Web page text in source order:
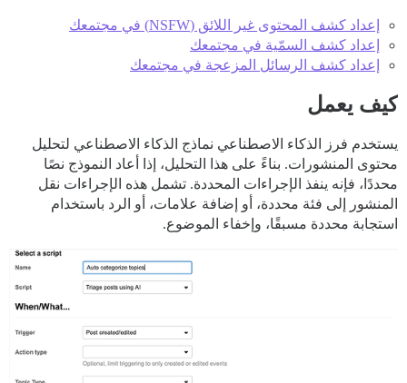
إعداد كشف المحتوى غير اللائق (NSFW) في مجتمعك
إعداد كشف السمّية في مجتمعك
إعداد كشف الرسائل المزعجة في مجتمعك
كيف يعمل
يستخدم فرز الذكاء الاصطناعي نماذج الذكاء الاصطناعي لتحليل
محتوى المنشورات. بناءً على هذا التحليل، إذا أعاد النموذج نصًا
محددًا، فإنه ينفذ الإجراءات المحددة. تشمل هذه الإجراءات نقل
المنشور إلى فئة محددة، أو إضافة علامات، أو الرد باستخدام
استجابة محددة مسبقًا، وإخفاء الموضوع.